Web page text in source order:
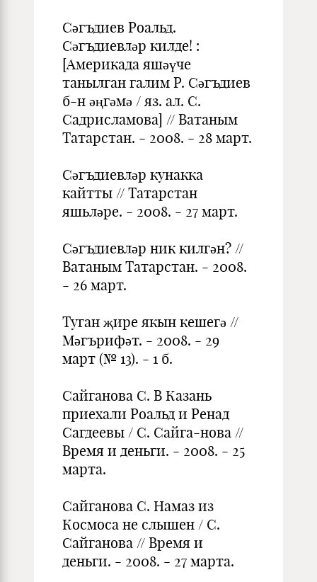
Сәгъдиев Роальд.
Сәгъдиевләр килде! :
[Америкада яшәүче
танылган галим Р. Сәгъдиев
б-н әңгәмә / яз. ал. С.
Садрисламова] // Ватаным
Татар­стан. - 2008. - 28 март.
Сәгъдиевләр кунакка
кайтты // Татарстан
яшьләре. - 2008. - 27 март.
Сәгъдиевләр ник килгән? //
Ватаным Татарстан. - 2008.
- 26 март.
Туган җире якын кешегә //
Мәгърифәт. - 2008. - 29
март (№ 13). - 1 б.
Сайганова С. В Казань
приехали Роальд и Ренад
Сагдеевы / С. Сайга-нова //
Время и деньги. - 2008. - 25
марта.
Сайганова С. Намаз из
Космоса не слышен / С.
Сайганова // Время и
деньги. - 2008. - 27 марта.